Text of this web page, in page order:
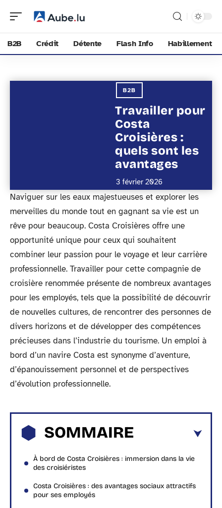
B2B Crédit Détente Flash Info Habillement
B2B
Travailler pour
Costa
Croisières :
quels sont les
avantages
3 février 2026
Naviguer sur les eaux majestueuses et explorer les
merveilles du monde tout en gagnant sa vie est un
rêve pour beaucoup. Costa Croisières offre une
opportunité unique pour ceux qui souhaitent
combiner leur passion pour le voyage et leur carrière
professionnelle. Travailler pour cette compagnie de
croisière renommée présente de nombreux avantages
pour les employés, tels que la possibilité de découvrir
de nouvelles cultures, de rencontrer des personnes de
divers horizons et de développer des compétences
précieuses dans l’industrie du tourisme. Un emploi à
bord d’un navire Costa est synonyme d’aventure,
d’épanouissement personnel et de perspectives
d’évolution professionnelle.
SOMMAIRE
À bord de Costa Croisières : immersion dans la vie
des croisiéristes
Costa Croisières : des avantages sociaux attractifs
pour ses employés